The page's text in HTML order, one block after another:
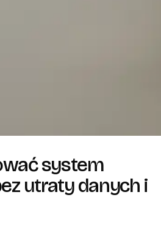
system
utraty danych i